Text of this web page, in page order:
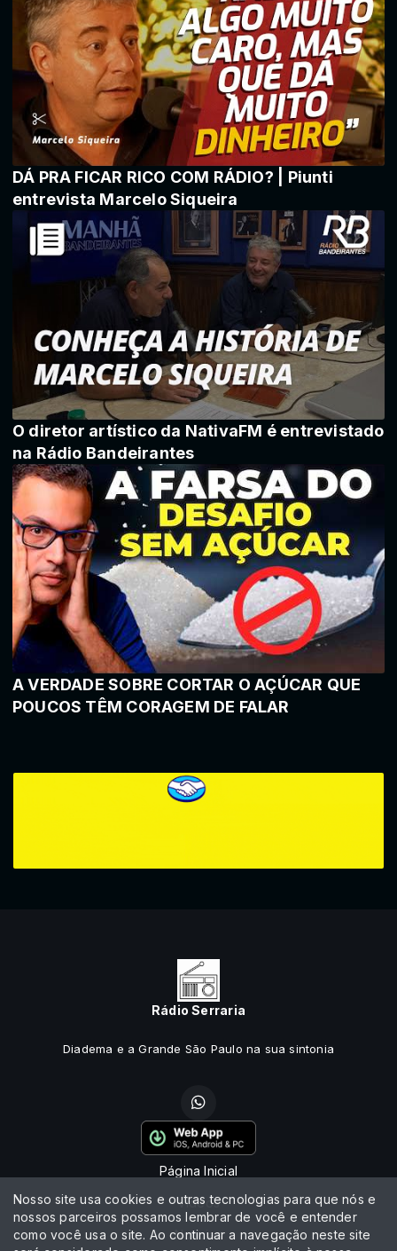
DÁ PRA FICAR RICO COM RÁDIO? | Piunti
entrevista Marcelo Siqueira
O diretor artístico da NativaFM é entrevistado
na Rádio Bandeirantes
A VERDADE SOBRE CORTAR O AÇÚCAR QUE
POUCOS TÊM CORAGEM DE FALAR
Rádio Serraria
Diadema e a Grande São Paulo na sua sintonia
Página Inicial
Vídeos
Notícias
Nosso site usa cookies e outras tecnologias para que nós e
nossos parceiros possamos lembrar de você e entender
como você usa o site. Ao continuar a navegação neste site